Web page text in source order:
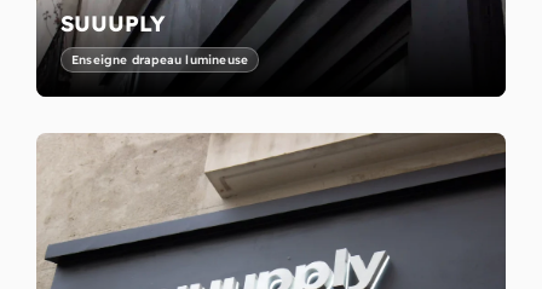
SUUUPLY
Enseigne drapeau lumineuse